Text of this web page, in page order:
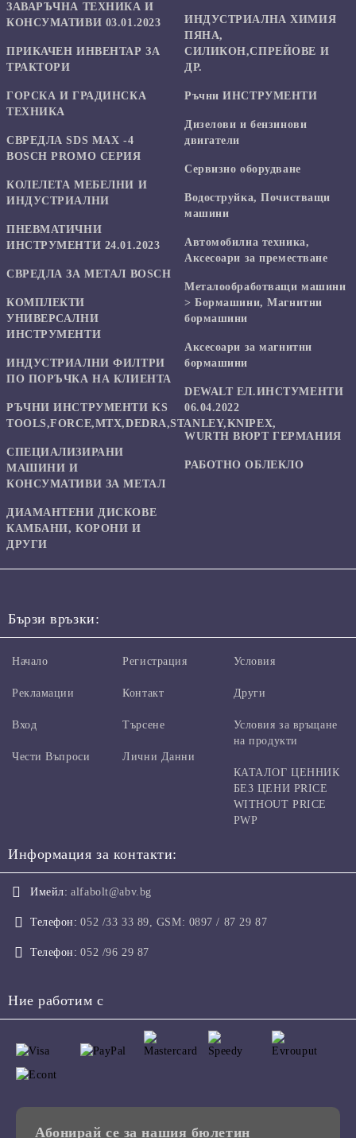
ЗАВАРЪЧНА ТЕХНИКА И
КОНСУМАТИВИ 03.01.2023
ПРИКАЧЕН ИНВЕНТАР ЗА
ТРАКТОРИ
ГОРСКА И ГРАДИНСКА
ТЕХНИКА
СВРЕДЛА SDS MAX -4
BOSCH PROMO СЕРИЯ
КОЛЕЛЕТА МЕБЕЛНИ И
ИНДУСТРИАЛНИ
ПНЕВМАТИЧНИ
ИНСТРУМЕНТИ 24.01.2023
СВРЕДЛА ЗА МЕТАЛ BOSCH
КОМПЛЕКТИ
УНИВЕРСАЛНИ
ИНСТРУМЕНТИ
ИНДУСТРИАЛНИ ФИЛТРИ
ПО ПОРЪЧКА НА КЛИЕНТА
РЪЧНИ ИНСТРУМЕНТИ KS
TOOLS,FORCE,MTX,DEDRA,STANLEY,KNIPEX,
СПЕЦИАЛИЗИРАНИ
МАШИНИ И
КОНСУМАТИВИ ЗА МЕТАЛ
ДИАМАНТЕНИ ДИСКОВЕ
КАМБАНИ, КОРОНИ И
ДРУГИ
ИНДУСТРИАЛНА ХИМИЯ
ПЯНА,
СИЛИКОН,СПРЕЙОВЕ И
ДР.
Ръчни ИНСТРУМЕНТИ
Дизелови и бензинови
двигатели
Сервизно оборудване
Водоструйка, Почистващи
машини
Автомобилна техника,
Аксесоари за преместване
Mеталообработващи машини
> Бормашини, Магнитни
бормашини
Аксесоари за магнитни
бормашини
DEWALT ЕЛ.ИНСТУМЕНТИ
06.04.2022
WURTH ВЮРТ ГЕРМАНИЯ
РАБОТНО ОБЛЕКЛО
Бързи връзки:
Начало
Рекламации
Вход
Чести Въпроси
Регистрация
Контакт
Търсене
Лични Данни
Условия
Други
Условия за връщане
на продукти
КАТАЛОГ ЦЕННИК
БЕЗ ЦЕНИ PRICE
WITHOUT PRICE
PWP
Информация за контакти:
Имейл: alfabolt@abv.bg
Телефон: 052 /33 33 89, GSM: 0897 / 87 29 87
Телефон: 052 /96 29 87
Ние работим с
Абонирай се за нашия бюлетин